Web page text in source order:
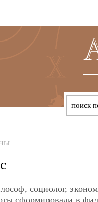
социолог,
сформировали в